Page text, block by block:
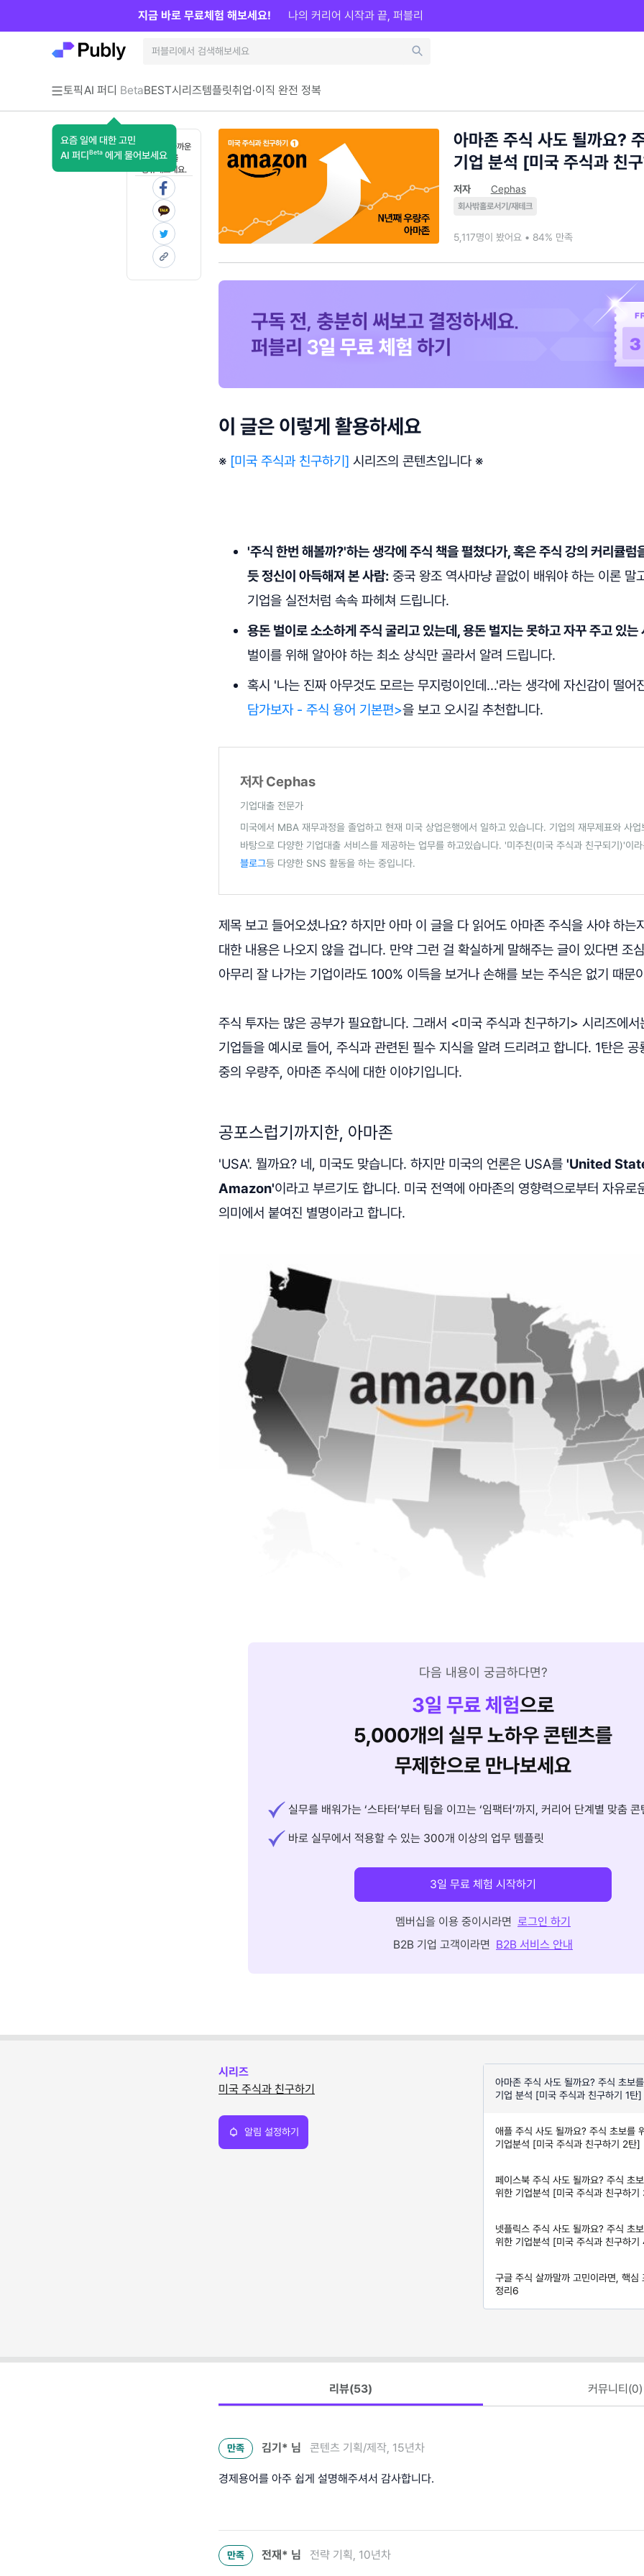
토픽AI 퍼디 Beta
요즘 일에 대한 고민
AI 퍼디 Beta 에게 물어보세요
BEST시리즈템플릿취업·이직 완전 정복
지금 바로 무료체험 해보세요! 나의 커리어 시작과 끝, 퍼블리
혼자 보기 아까운
콘텐츠를
공유해보세요.
아마존 주식 사도 될까요?
기업 분석 [미국 주식과 친
저자 Cephas
회사밖홀로서기/재테크
5,117명이 봤어요 • 84% 만족
이 글은 이렇게 활용하세요
※ [미국 주식과 친구하기] 시리즈의 콘텐츠입니다 ※
'주식 한번 해볼까?'하는 생각에 주식 책을 펼쳤다가, 혹은 주식 강의 커리큘럼
듯 정신이 아득해져 본 사람: 중국 왕조 역사마냥 끝없이 배워야 하는 이론 말
기업을 실전처럼 속속 파헤쳐 드립니다.
용돈 벌이로 소소하게 주식 굴리고 있는데, 용돈 벌지는 못하고 자꾸 주고 있는
벌이를 위해 알아야 하는 최소 상식만 골라서 알려 드립니다.
혹시 '나는 진짜 아무것도 모르는 무지렁이인데...'라는 생각에 자신감이 떨어
담가보자 - 주식 용어 기본편>을 보고 오시길 추천합니다.
저자 Cephas
기업대출 전문가
미국에서 MBA 재무과정을 졸업하고 현재 미국 상업은행에서 일하고 있습니다. 기업의 재무제표와 사업
바탕으로 다양한 기업대출 서비스를 제공하는 업무를 하고있습니다. '미주친(미국 주식과 친구되기)'이
블로그등 다양한 SNS 활동을 하는 중입니다.
제목 보고 들어오셨나요? 하지만 아마 이 글을 다 읽어도 아마존 주식을 사야 하는
대한 내용은 나오지 않을 겁니다. 만약 그런 걸 확실하게 말해주는 글이 있다면 조
아무리 잘 나가는 기업이라도 100% 이득을 보거나 손해를 보는 주식은 없기 때문
주식 투자는 많은 공부가 필요합니다. 그래서 <미국 주식과 친구하기> 시리즈에서
기업들을 예시로 들어, 주식과 관련된 필수 지식을 알려 드리려고 합니다. 1탄은
중의 우량주, 아마존 주식에 대한 이야기입니다.
공포스럽기까지한, 아마존
'USA'. 뭘까요? 네, 미국도 맞습니다. 하지만 미국의 언론은 USA를 'United
Amazon'이라고 부르기도 합니다. 미국 전역에 아마존의 영향력으로부터 자유로
의미에서 붙여진 별명이라고 합니다.
다음 내용이 궁금하다면?
3일 무료 체험으로
5,000개의 실무 노하우 콘텐츠를
무제한으로 만나보세요
실무를 배워가는 ‘스타터’부터 팀을 이끄는 ‘임팩터’까지, 커리어 단계별 맞춤 콘
바로 실무에서 적용할 수 있는 300개 이상의 업무 템플릿
3일 무료 체험 시작하기
멤버십을 이용 중이시라면 로그인 하기
B2B 기업 고객이라면 B2B 서비스 안내
시리즈
미국 주식과 친구하기
알림 설정하기
아마존 주식 사도 될까요? 주식 초보
기업 분석 [미국 주식과 친구하기 1탄]
애플 주식 사도 될까요? 주식 초보를
기업분석 [미국 주식과 친구하기 2탄]
페이스북 주식 사도 될까요? 주식 초
위한 기업분석 [미국 주식과 친구하기
넷플릭스 주식 사도 될까요? 주식 초
위한 기업분석 [미국 주식과 친구하기
구글 주식 살까말까 고민이라면, 핵심
정리6
리뷰(53) 커뮤니티(0)
만족 김기* 님 콘텐츠 기획/제작, 15년차
경제용어를 아주 쉽게 설명해주셔서 감사합니다.
만족 전재* 님 전략 기획, 10년차